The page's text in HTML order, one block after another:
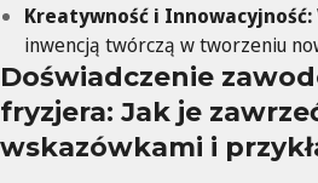
Kreatywność i Innowacyjność:
inwencją twórczą w tworzeniu
Doświadczenie
fryzjera: Jak je
wskazówkami i